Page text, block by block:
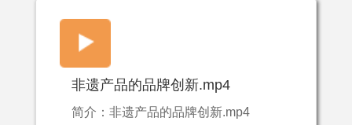
非遗产品的品牌创新.mp4
简介：非遗产品的品牌创新.mp4